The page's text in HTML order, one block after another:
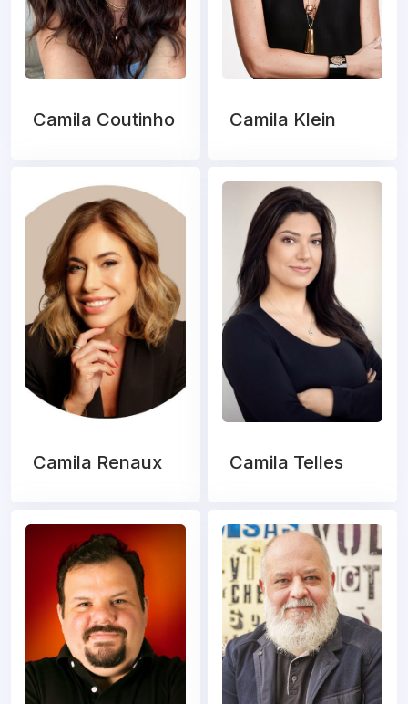
Camila Coutinho Camila Klein
Camila Renaux Camila Telles